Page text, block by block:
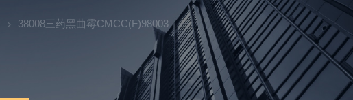
38008三药黑曲霉CMCC(F)98003